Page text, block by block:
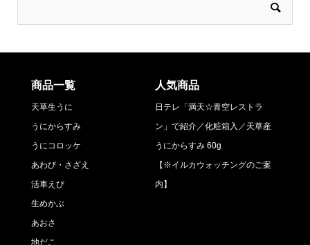
商品一覧
天草生うに
うにからすみ
うにコロッケ
あわび・さざえ
活車えび
生めかぶ
あおさ
地だこ
人気商品
日テレ「満天☆青空レストラ
ン」で紹介／化粧箱入／天草産
うにからすみ 60g
【※イルカウォッチングのご案
内】